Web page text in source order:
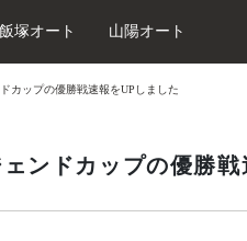
飯塚オート 山陽オート
カップの優勝戦速報をUPしました
ンドカップの優勝戦